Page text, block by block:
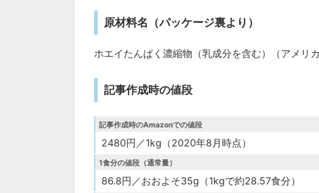
原材料名（パッケージ裏より）
ホエイたんぱく濃縮物（乳成分を含む）（アメリ
記事作成時の値段
記事作成時のAmazonでの値段
2480円／1kg（2020年8月時点）
1食分の値段（通常量）
86.8円／おおよそ35g（1kgで約28.57食分）